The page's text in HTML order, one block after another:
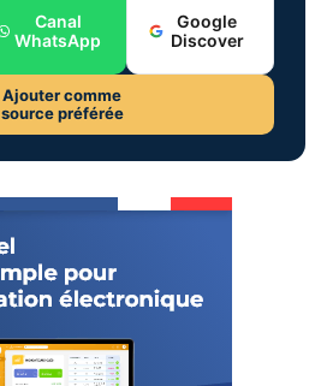
Canal
WhatsApp
Google
Discover
Ajouter comme
source préférée